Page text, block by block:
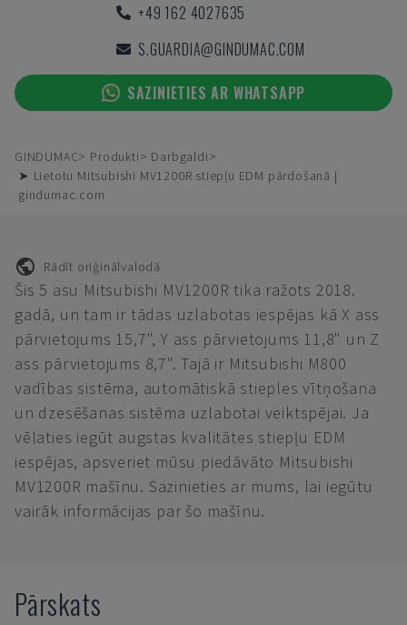
+49 162 4027635
S.GUARDIA@GINDUMAC.COM
SAZINIETIES AR WHATSAPP
GINDUMAC Produkti
Darbgaldi
➤ Lietotu Mitsubishi MV1200R stiepļu EDM pārdošanā |
gindumac.com
Rādīt oriģinālvalodā
Šis 5 asu Mitsubishi MV1200R tika ražots 2018.
gadā, un tam ir tādas uzlabotas iespējas kā X ass
pārvietojums 15,7", Y ass pārvietojums 11,8" un Z
ass pārvietojums 8,7". Tajā ir Mitsubishi M800
vadības sistēma, automātiskā stieples vītņošana
un dzesēšanas sistēma uzlabotai veiktspējai. Ja
vēlaties iegūt augstas kvalitātes stiepļu EDM
iespējas, apsveriet mūsu piedāvāto Mitsubishi
MV1200R mašīnu. Sazinieties ar mums, lai iegūtu
vairāk informācijas par šo mašīnu.
Pārskats